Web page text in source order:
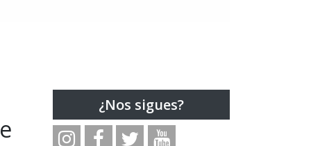
¿Nos sigues?